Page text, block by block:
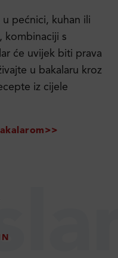
pećnici, kuhan ili
kombinaciji s
će uvijek biti prava
u bakalaru kroz
iz cijele